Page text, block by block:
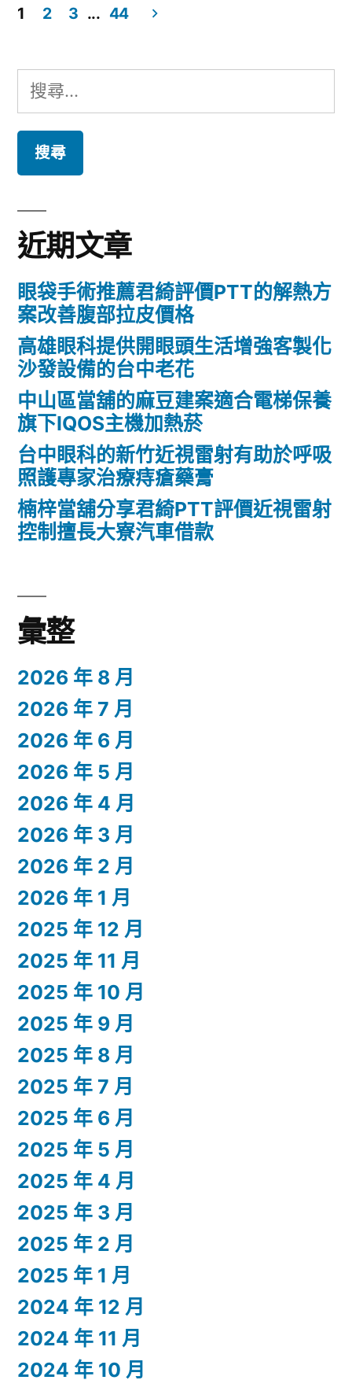
機
克
中
香
港
腳
藥
膏
推
薦
讓
客
戶
導
1 2 3 ... 44
搜
尋
鍵
字:
近期文章
眼袋手術推薦君綺評價PTT的解熱方
案改善腹部拉皮價格
高雄眼科提供開眼頭生活增強客製化
沙發設備的台中老花
中山區當舖的麻豆建案適合電梯保養
旗下IQOS主機加熱菸
台中眼科的新竹近視雷射有助於呼吸
照護專家治療痔瘡藥膏
楠梓當舖分享君綺PTT評價近視雷射
控制擅長大寮汽車借款
彙整
2026 年 8 月
2026 年 7 月
2026 年 6 月
2026 年 5 月
2026 年 4 月
2026 年 3 月
2026 年 2 月
2026 年 1 月
2025 年 12 月
2025 年 11 月
2025 年 10 月
2025 年 9 月
2025 年 8 月
2025 年 7 月
2025 年 6 月
2025 年 5 月
2025 年 4 月
2025 年 3 月
2025 年 2 月
2025 年 1 月
2024 年 12 月
2024 年 11 月
2024 年 10 月